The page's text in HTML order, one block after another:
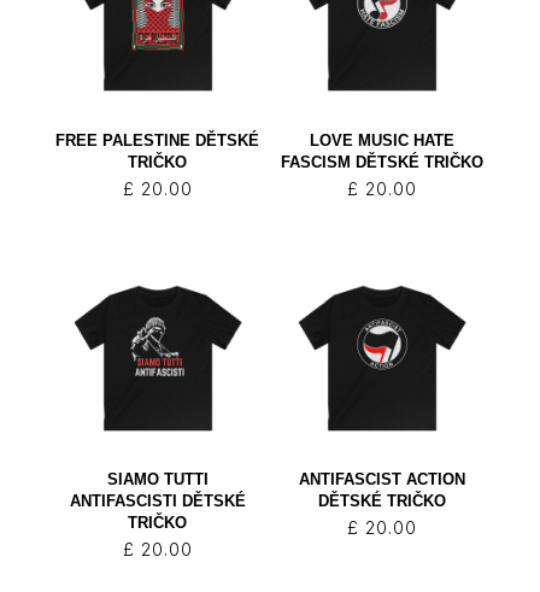
FREE PALESTINE DĚTSKÉ
TRIČKO
£ 20.00
LOVE MUSIC HATE
FASCISM DĚTSKÉ TRIČKO
£ 20.00
SIAMO TUTTI
ANTIFASCISTI DĚTSKÉ
TRIČKO
£ 20.00
ANTIFASCIST ACTION
DĚTSKÉ TRIČKO
£ 20.00